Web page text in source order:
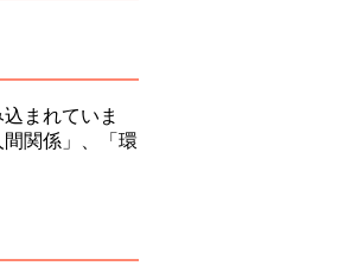
まれていま
関係」、「環